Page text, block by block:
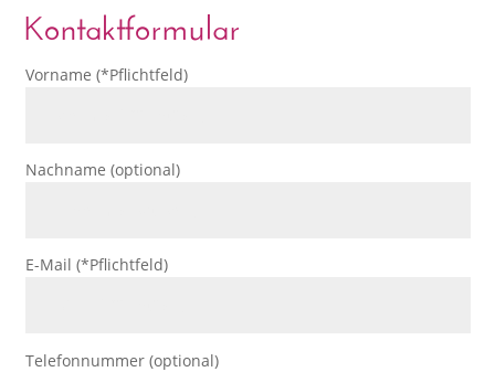
Kontaktformular
Vorname (*Pflichtfeld)
Nachname (optional)
E-Mail (*Pflichtfeld)
Telefonnummer (optional)